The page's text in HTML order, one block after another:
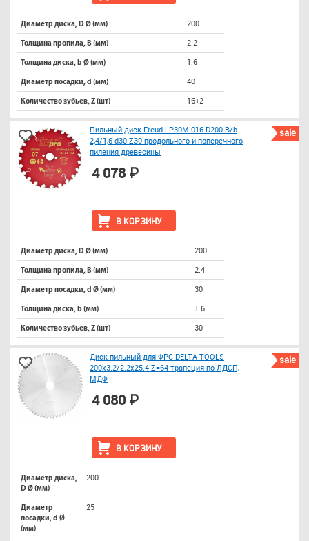
Диаметр диска, D Ø (мм) 200
Толщина пропила, B (мм) 2.2
Толщина диска, b Ø (мм) 1.6
Диаметр посадки, d (мм) 40
Количество зубьев, Z (шт) 16+2
sale
Пильный диск Freud LP30M 016 D200 B/b
2,4/1,6 d30 Z30 продольного и поперечного
пиления древесины
В КОРЗИНУ
4 078 ₽
Диаметр диска, D Ø (мм) 200
Толщина пропила, B (мм) 2.4
Диаметр посадки, d Ø (мм) 30
Толщина диска, b (мм) 1.6
Количество зубьев, Z (шт) 30
sale
Диск пильный для ФРС DELTA TOOLS
200x3.2/2.2x25.4 Z=64 трапеция по ЛДСП,
МДФ
В КОРЗИНУ
4 080 ₽
Диаметр диска,
D Ø (мм)
200
Диаметр
посадки, d Ø
(мм)
25